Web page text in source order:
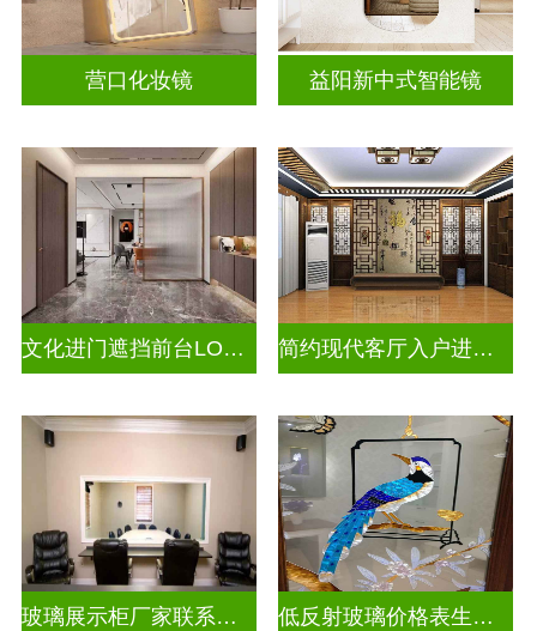
营口化妆镜 益阳新中式智能镜
文化进门遮挡前台LOGO山水画背景墙玻璃 简约现代客厅入户进门遮挡玻璃屏风
玻璃展示柜厂家联系方式 低反射玻璃价格表生产电话